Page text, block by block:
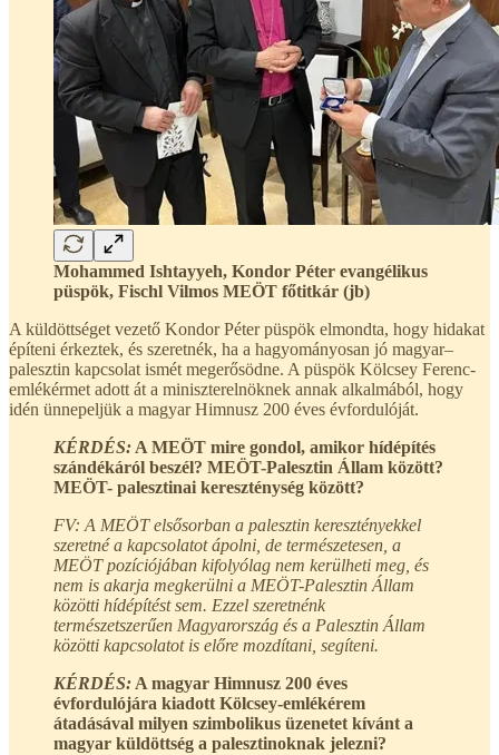
Mohammed Ishtayyeh, Kondor Péter evangélikus
püspök, Fischl Vilmos MEÖT főtitkár (jb)
A küldöttséget vezető Kondor Péter püspök elmondta, hogy hidakat
építeni érkeztek, és szeretnék, ha a hagyományosan jó magyar–
palesztin kapcsolat ismét megerősödne. A püspök Kölcsey Ferenc-
emlékérmet adott át a miniszterelnöknek annak alkalmából, hogy
idén ünnepeljük a magyar Himnusz 200 éves évfordulóját.
KÉRDÉS:A MEÖT mire gondol, amikor hídépítés
szándékáról beszél? MEÖT-Palesztin Állam között?
MEÖT- palesztinai kereszténység között?
FV: A MEÖT elsősorban a palesztin keresztényekkel
szeretné a kapcsolatot ápolni, de természetesen, a
MEÖT pozíciójában kifolyólag nem kerülheti meg, és
nem is akarja megkerülni a MEÖT-Palesztin Állam
közötti hídépítést sem. Ezzel szeretnénk
természetszerűen Magyarország és a Palesztin Állam
közötti kapcsolatot is előre mozdítani, segíteni.
KÉRDÉS:A magyar Himnusz 200 éves
évfordulójára kiadott Kölcsey-emlékérem
átadásával milyen szimbolikus üzenetet kívánt a
magyar küldöttség a palesztinoknak jelezni?